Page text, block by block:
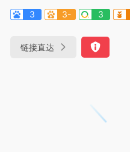
3
3- 3
链接直达